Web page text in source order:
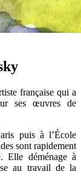
française qui a
ses œuvres de
puis à l’École
sont rapidement
Elle déménage à
au travail de la